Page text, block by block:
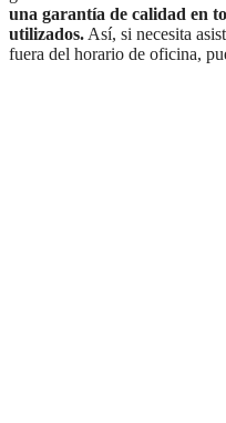
una garantía de calidad en
utilizados.Así, si necesita
fuera del horario de oficina,